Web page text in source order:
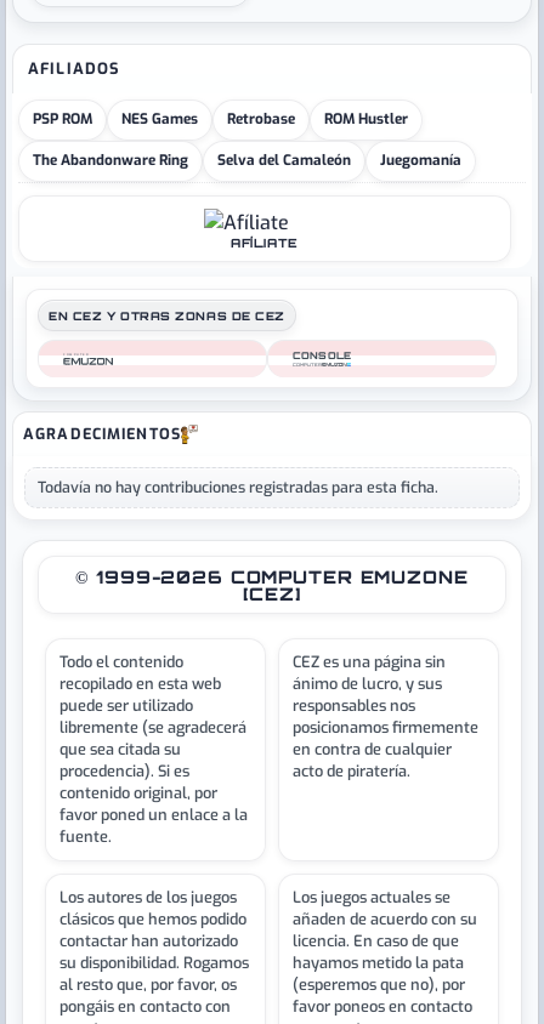
AFILIADOS
PSP ROM NES Games Retrobase ROM Hustler
The Abandonware Ring Selva del Camaleón Juegomanía
AFÍLIATE
EN CEZ Y OTRAS ZONAS DE CEZ
COMPUTER CONSOLE
COMPUTER
AGRADECIMIENTOS
Todavía no hay contribuciones registradas para esta ficha.
© 1999-2026 COMPUTER EMUZONE
[CEZ]
Todo el contenido
recopilado en esta web
puede ser utilizado
libremente (se agradecerá
que sea citada su
procedencia). Si es
contenido original, por
favor poned un enlace a la
fuente.
CEZ es una página sin
ánimo de lucro, y sus
responsables nos
posicionamos firmemente
en contra de cualquier
acto de piratería.
Los autores de los juegos
clásicos que hemos podido
contactar han autorizado
su disponibilidad. Rogamos
al resto que, por favor, os
pongáis en contacto con
Los juegos actuales se
añaden de acuerdo con su
licencia. En caso de que
hayamos metido la pata
(esperemos que no), por
favor poneos en contacto